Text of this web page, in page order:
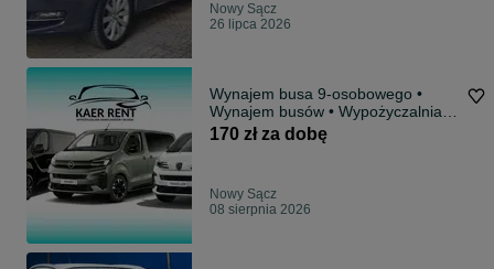
Nowy Sącz
26 lipca 2026
Wynajem busa 9-osobowego •
Wynajem busów • Wypożyczalnia
samochodów
170 zł za dobę
Nowy Sącz
08 sierpnia 2026